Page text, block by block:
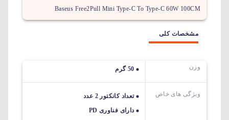
Baseus Free2Pull Mini Type-C To Type-C 60W 100CM
مشخصات کلی
وزن 50 گرم
ویژگی های خاص
تعداد کانکتور 2 عدد
دارای فناوری PD